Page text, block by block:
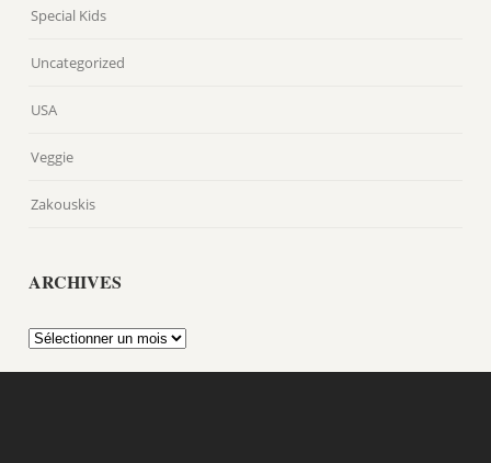
Special Kids
Uncategorized
USA
Veggie
Zakouskis
ARCHIVES
Archives